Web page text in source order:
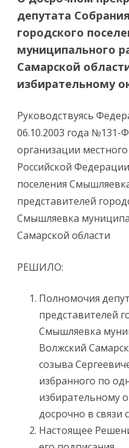
депутата
городского
муниципального
Самарской
избирательному
Руководствуясь
06.10.2003 года
организации
Российской
поселения
представителей
Смышляевка
Самарской области
РЕШИЛО:
Полномочия
представителей
Смышляевка
Волжский
созыва
избранного по
избирательному
досрочно в связи
Настоящее